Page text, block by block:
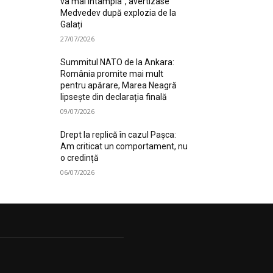
Medvedev după explozia de la
Galați
27/07/2026
Summitul NATO de la Ankara:
România promite mai mult
pentru apărare, Marea Neagră
lipsește din declarația finală
09/07/2026
Drept la replică în cazul Pașca:
Am criticat un comportament, nu
o credință
06/07/2026